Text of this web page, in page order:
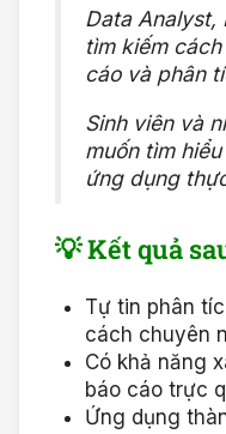
Data Analyst,
tìm kiếm
cáo và phân
Sinh viên và
muốn tìm
ứng dụng
💡 Kết quả
Tự tin phân
cách chuyên
Có khả năng
báo cáo trực
Ứng dụng